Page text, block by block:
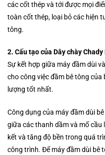
các cốt thép và tới được mọi
toàn cốt thép, loại bỏ các hiện
tông.
2. Cấu tạo của Dây chày
Sự kết hợp giữa máy đầm dùi và
cho công việc đầm bê tông
lượng tốt nhất.
Công dụng của máy đầm dùi
giữa các thanh dầm và mố cầu
kết và tăng độ bền trong quá
công trình. Để máy đầm dùi bê